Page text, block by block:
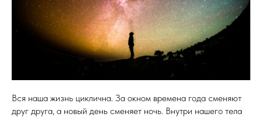
Вся наша жизнь циклична. За окном времена года сменяют
друг друга, а новый день сменяет ночь. Внутри нашего тела